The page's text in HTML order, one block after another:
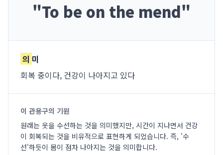
"To be on the mend"
의 미
회복 중이다, 건강이 나아지고 있다
이 관용구의 기원
원래는 옷을 수선하는 것을 의미했지만, 시간이 지나면서 건강
이 회복되는 것을 비유적으로 표현하게 되었습니다. 즉, '수
선'하듯이 몸이 점차 나아지는 것을 의미합니다.